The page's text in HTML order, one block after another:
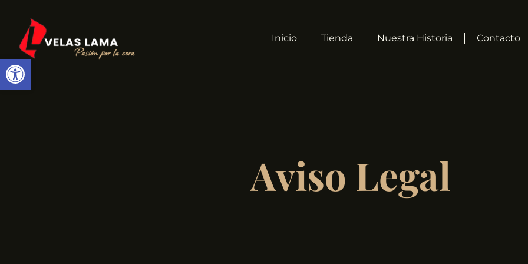
Abrir barra de herramientas
Inicio Tienda Nuestra Historia Contacto
Aviso Legal